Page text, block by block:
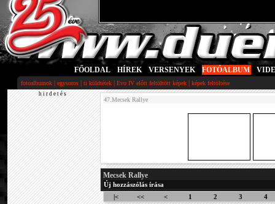
FŐOLDAL HÍREK VERSENYEK FOTÓALBUM
fotoalbumok | egysoros | ti küldtétek | Evo IV előtt feltöltött képek | képek feltöltése
h i r d e t é s
47.Mecsek Rallye
Mecsek Rallye
Új hozzászólás írása
|<
<< < 1 2 3 4